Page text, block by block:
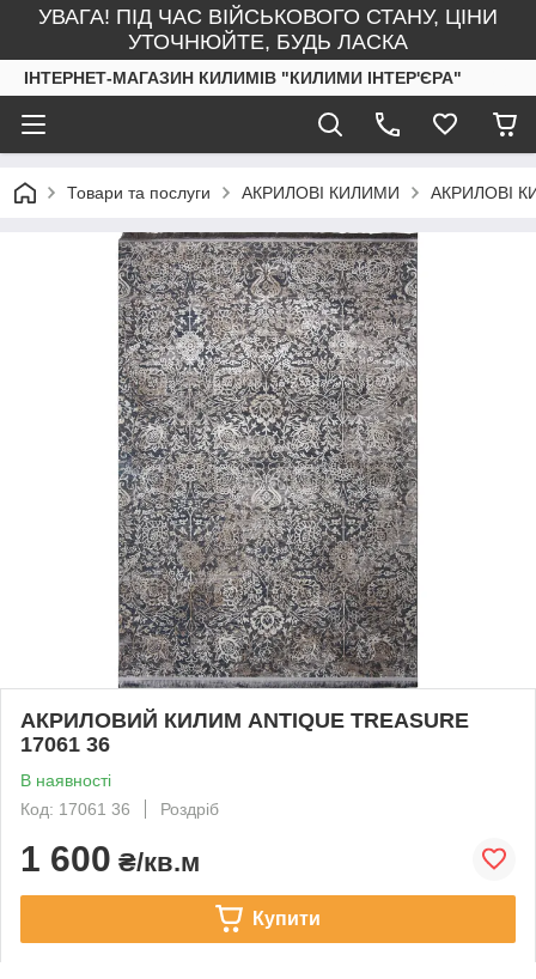
УВАГА! ПІД ЧАС ВІЙСЬКОВОГО СТАНУ, ЦІНИ
УТОЧНЮЙТЕ, БУДЬ ЛАСКА
ІНТЕРНЕТ-МАГАЗИН КИЛИМІВ "КИЛИМИ ІНТЕР'ЄРА"
Товари та послуги АКРИЛОВІ КИЛИМИ АКРИЛОВІ
АКРИЛОВИЙ КИЛИМ ANTIQUE TREASURE
17061 36
В наявності
Код: 17061 36
Роздріб
1 600 ₴/кв.м
Купити